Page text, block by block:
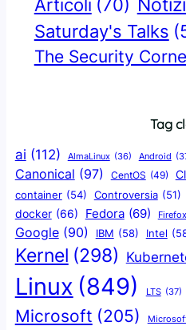
Articoli (70)
Saturday's Talks
The Security
Tag
ai (112) AlmaLinux (36) Android
Canonical (97) CentOS (49)
container (54) Controversia (51)
docker (66) Fedora (69) Firefox
Google (90) IBM (58) Intel
Kernel (298)
Linux (849) LTS (37)
Microsoft (205)